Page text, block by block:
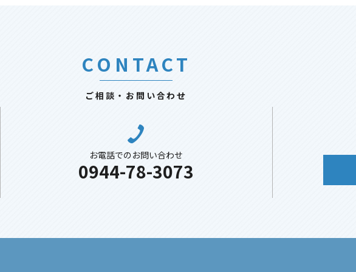
CONTACT
ご相談・お問い合わせ
お電話でのお問い合わせ
0944-78-3073